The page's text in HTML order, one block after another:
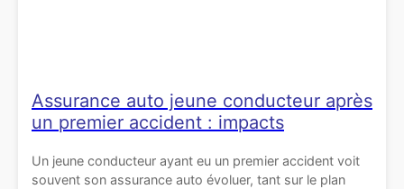
Assurance auto jeune conducteur après
un premier accident : impacts
Un jeune conducteur ayant eu un premier accident voit
souvent son assurance auto évoluer, tant sur le plan